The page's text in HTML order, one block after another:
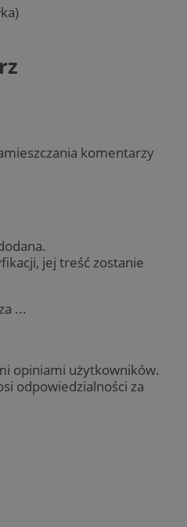
komentarzy
jej treść zostanie
...
opiniami użytkowników.
odpowiedzialności za